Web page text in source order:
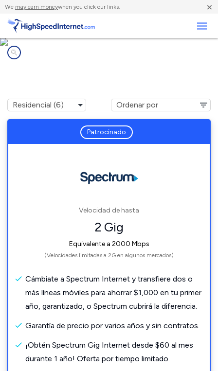
We may earn moneywhen you click our links. ×
Patrocinado
Velocidad de hasta
2 Gig
Equivalente a 2000 Mbps
(Velocidades limitadas a 2G en algunos mercados)
Cámbiate a Spectrum Internet y transfiere dos o
más líneas móviles para ahorrar $1,000 en tu primer
año, garantizado, o Spectrum cubrirá la diferencia.
Garantía de precio por varios años y sin contratos.
¡Obtén Spectrum Gig Internet desde $60 al mes
durante 1 año! Oferta por tiempo limitado.